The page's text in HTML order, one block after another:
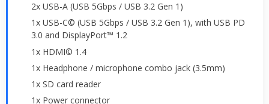
2x USB-A (USB 5Gbps / USB 3.2 Gen 1)
1x USB-C© (USB 5Gbps / USB 3.2 Gen 1), with USB PD
3.0 and DisplayPort™ 1.2
1x HDMI© 1.4
1x Headphone / microphone combo jack (3.5mm)
1x SD card reader
1x Power connector